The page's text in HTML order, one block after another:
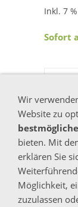
Inkl. 7
Sofort
PACK
ZUTATEN DER
Kakaopulver
Süßstoff: E420;
Backtriebmittel:
Wir
Website zu
bieten. Mit
erklären Sie
Möglichkeit,
zuzulassen